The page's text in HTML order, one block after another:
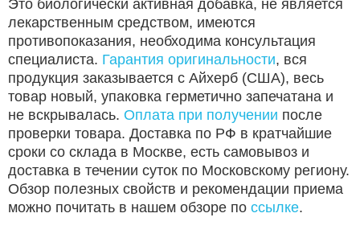
Это биологически активная добавка, не является
лекарственным средством, имеются
противопоказания, необходима консультация
специалиста. Гарантия оригинальности, вся
продукция заказывается с Айхерб (США), весь
товар новый, упаковка герметично запечатана и
не вскрывалась. Оплата при получении после
проверки товара. Доставка по РФ в кратчайшие
сроки со склада в Москве, есть самовывоз и
доставка в течении суток по Московскому региону.
Обзор полезных свойств и рекомендации приема
можно почитать в нашем обзоре по ссылке.